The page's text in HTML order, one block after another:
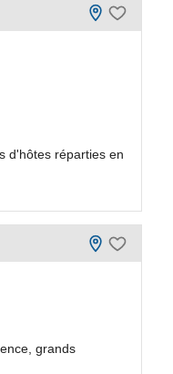
d'hôtes réparties en
grands